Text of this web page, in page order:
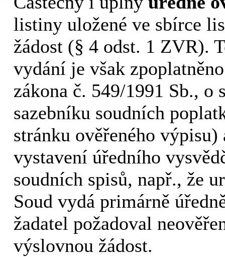
listiny uložené ve sbírce
žádost (§ 4 odst. 1 ZVR).
vydání je však
zákona č. 549/1991 Sb.,
sazebníku soudních
stránku ověřeného
vystavení úředního
soudních spisů, např., že
Soud vydá primárně
žadatel požadoval
výslovnou žádost.